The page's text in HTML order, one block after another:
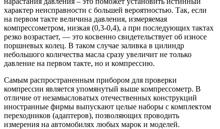
характер неисправности с большей вероятностью. Так, если
на первом такте величина давления, измеряемая
компрессометром, низкая (0,3-0,4), а при последующих тактах
резко возрастает, — это косвенно свидетельствует об износе
поршневых колец. В таком случае заливка в цилиндр
небольшого количества масла сразу увеличит не только
давление на первом такте, но и компрессию.
Самым распространенным прибором для проверки
компрессии является упомянутый выше компрессометр. В
отличие от незамысловатых отечественных конструкций
иностранные фирмы выпускают целые наборы с комплектом
переходников (адаптеров), позволяющих проводить
измерения на автомобилях любых марок и моделей.